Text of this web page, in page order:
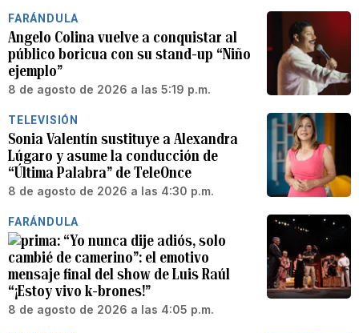
FARÁNDULA
Angelo Colina vuelve a conquistar al
público boricua con su stand-up “Niño
ejemplo”
8 de agosto de 2026 a las 5:19 p.m.
TELEVISIÓN
Sonia Valentín sustituye a Alexandra
Lúgaro y asume la conducción de
“Última Palabra” de TeleOnce
8 de agosto de 2026 a las 4:30 p.m.
FARÁNDULA
“Yo nunca dije adiós, solo
cambié de camerino”: el emotivo
mensaje final del show de Luis Raúl
“¡Estoy vivo k-brones!”
8 de agosto de 2026 a las 4:05 p.m.